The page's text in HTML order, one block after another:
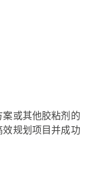
或其他胶粘剂的
规划项目并成功